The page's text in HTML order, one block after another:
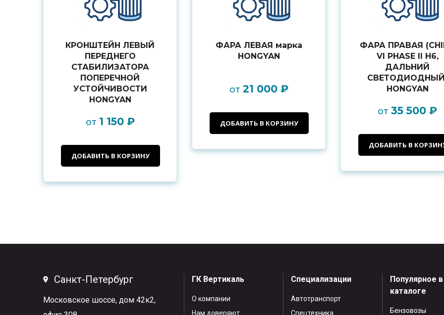
КРОНШТЕЙН ЛЕВЫЙ
ПЕРЕДНЕГО
СТАБИЛИЗАТОРА
ПОПЕРЕЧНОЙ
УСТОЙЧИВОСТИ
HONGYAN
от 1 150 ₽
ДОБАВИТЬ В КОРЗИНУ
ФАРА ЛЕВАЯ марка
HONGYAN
от 21 000 ₽
ДОБАВИТЬ В КОРЗИНУ
ФАРА ПРАВАЯ
VI PHASE II H6,
ДАЛЬНИЙ
HONGYAN
от 35 500 ₽
ДОБАВИТЬ В
Санкт-Петербург
Московское шоссе, дом 42к2,
ГК Вертикаль
О компании
Нам доверяют
Специализации
Автотранспорт
Спецтехника
Популярное в
каталоге
Бензовозы